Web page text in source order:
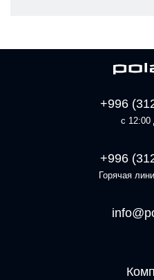
+996
с 12:00
+996
Горячая